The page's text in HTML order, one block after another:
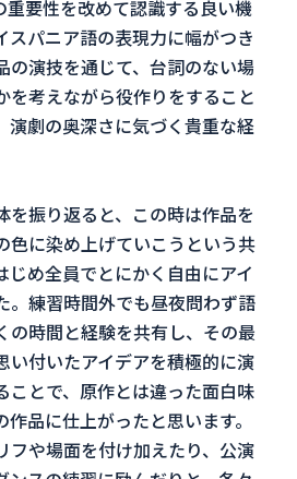
重要性を改めて認識する良い機
スパニア語の表現力に幅がつき
の演技を通じて、台詞のない場
を考えながら役作りをすること
演劇の奥深さに気づく貴重な経
を振り返ると、この時は作品を
色に染め上げていこうという共
じめ全員でとにかく自由にアイ
。練習時間外でも昼夜問わず語
の時間と経験を共有し、その最
い付いたアイデアを積極的に演
ことで、原作とは違った面白味
品に仕上がったと思います。
フや場面を付け加えたり、公演